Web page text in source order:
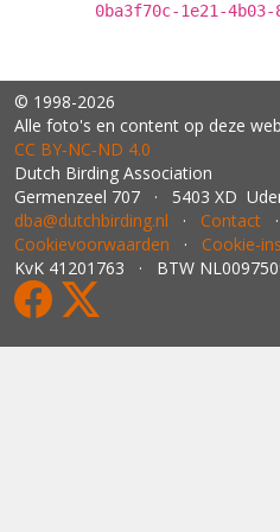
0ba3f70c-1e21-
© 1998-2026
Alle foto's en content op deze
CC BY‑NC‑ND 4.0
Dutch Birding Association
Germenzeel 707 · 5403 XD
dba@dutchbirding.nl · Contact
Cookievoorwaarden · Cookie-
KvK 41201763 · BTW